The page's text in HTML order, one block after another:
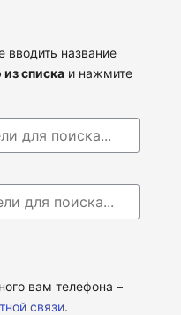
вводить название
списка и нажмите
вам телефона –
связи.